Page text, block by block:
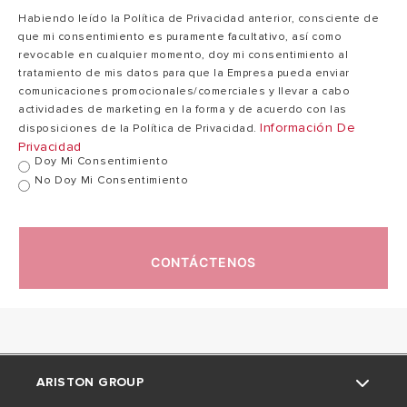
Temp. máx.
ejercicio
80
°C
80 °C
Presión máx.
ejercicio
8
bar
8 bar
X4
Habiendo leído la Política de Privacidad anterior, consciente de
que mi consentimiento es puramente facultativo, así como
revocable en cualquier momento, doy mi consentimiento al
tratamiento de mis datos para que la Empresa pueda enviar
comunicaciones promocionales/comerciales y llevar a cabo
actividades de marketing en la forma y de acuerdo con las
disposiciones de la Política de Privacidad. Información De
Privacidad
Doy Mi Consentimiento
No Doy Mi Consentimiento
CONTÁCTENOS
ARISTON GROUP